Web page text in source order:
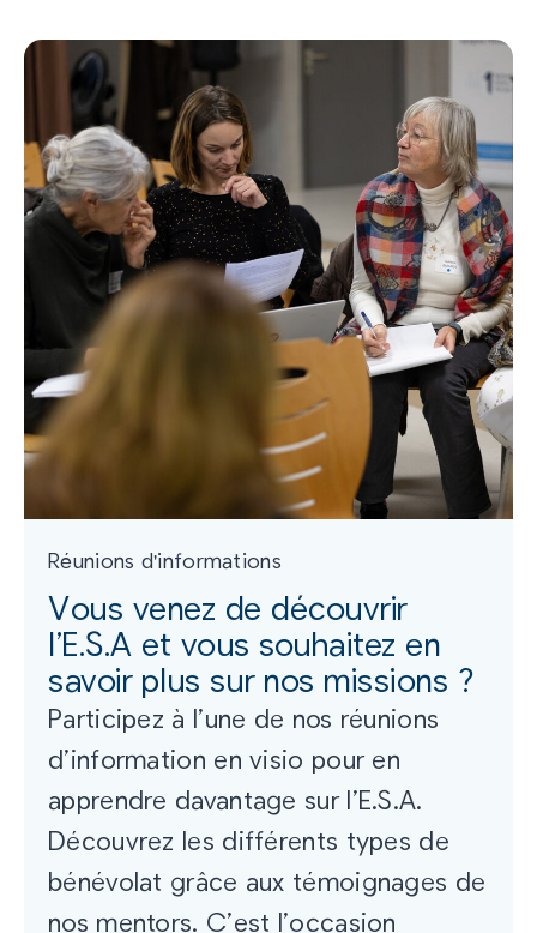
Réunions d'informations
Vous venez de découvrir
l’E.S.A et vous souhaitez en
savoir plus sur nos missions ?
Participez à l’une de nos réunions
d’information en visio pour en
apprendre davantage sur l’E.S.A.
Découvrez les différents types de
bénévolat grâce aux témoignages de
nos mentors. C’est l’occasion